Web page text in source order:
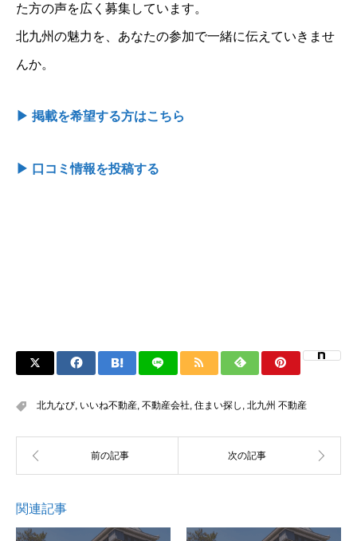
た方の声を広く募集しています。
北九州の魅力を、あなたの参加で一緒に伝えていきませ
んか。
▶ 掲載を希望する方はこちら
▶ 口コミ情報を投稿する
北九なび いいね不動産 不動産会社 住まい探し 北九州 不動産
関連記事